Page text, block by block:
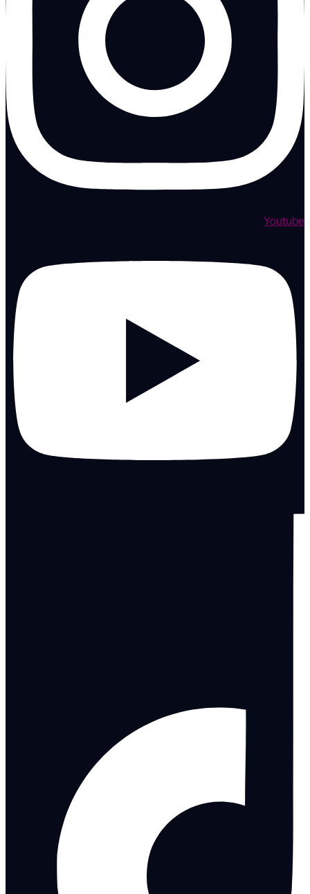
Youtube